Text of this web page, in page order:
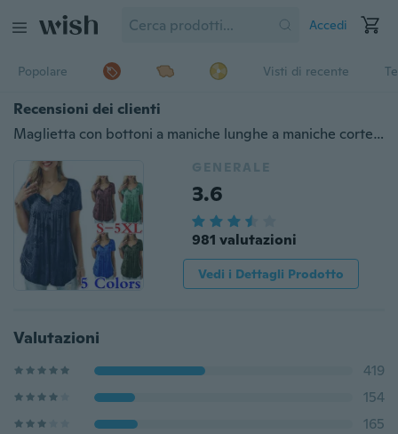
Accedi
Popolare Visti di recente
Recensioni dei clienti
Maglietta con bottoni a maniche lunghe a maniche corte da donna casual a maniche corte T-shirt con bottoni taglie forti S-5XL
GENERALE
3.6
981 valutazioni
Vedi i Dettagli Prodotto
Valutazioni
419
154
165